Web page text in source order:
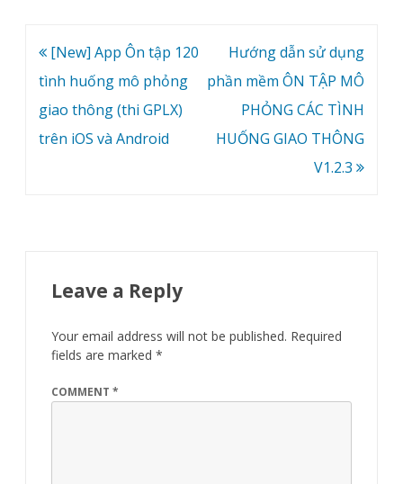
Post
navigation
[New] App Ôn tập 120
tình huống mô phỏng
giao thông (thi GPLX)
trên iOS và Android
Hướng dẫn sử dụng
phần mềm ÔN TẬP MÔ
PHỎNG CÁC TÌNH
HUỐNG GIAO THÔNG
V1.2.3
Leave a Reply
Your email address will not be published. Required
fields are marked *
COMMENT *